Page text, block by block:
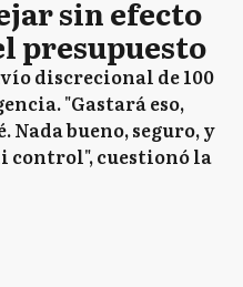
sin efecto
presupuesto
discrecional de 100
"Gastará eso,
Nada bueno, seguro, y
control", cuestionó la